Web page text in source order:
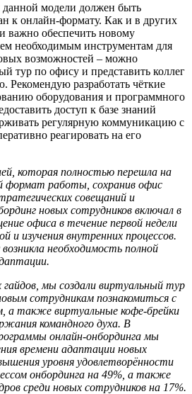
модели должен быть
к онлайн-формату. Как и в других
важно обеспечить новому
необходимым инструментам для
возможностей – можно
тур по офису и представить коллег
Рекомендую разработать чёткие
оборудования и программного
доступ к базе знаний
регулярную коммуникацию с
реагировать на его
которая полностью перешла на
формат работы, сохранив офис
совещаний и
новых сотрудников включал в
офиса в течение первой недели
и изучения внутренних процессов.
возникла необходимость полной
мы создали виртуальный тур
сотрудникам познакомиться с
а также виртуальные кофе-брейки
командного духа. В
онлайн-онбординга мы
времени адаптации новых
уровня удовлетворённости
онбординга на 49%, а также
среди новых сотрудников на 17%.